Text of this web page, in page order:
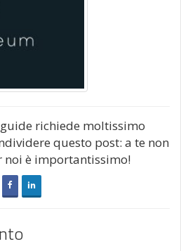
richiede moltissimo
questo post: a te non
noi è importantissimo!